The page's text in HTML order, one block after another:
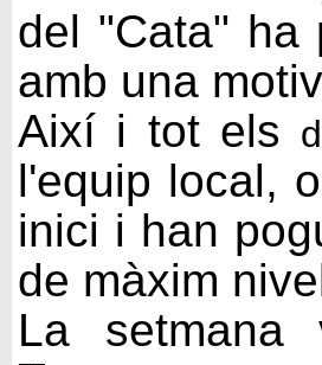
del "Cata" ha
amb una
Així i tot els d
l'equip local,
inici i han
de màxim
La